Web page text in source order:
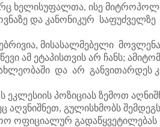
ხელისუფალთა, ისე
და კანონიკურ
მისასალმებელი მოვლენა
ამ ეტაპისთვის არ ჩანს;
და არ განვითარდეს
პოზიციას ზემოთ
გულისხმობს
ოფიციალურ გადაწყვეტილებას